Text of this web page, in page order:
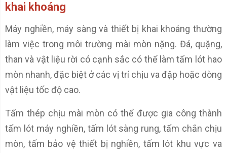
khai khoáng
Máy nghiền, máy sàng và thiết bị khai khoáng thường
làm việc trong môi trường mài mòn nặng. Đá, quặng,
than và vật liệu rời có cạnh sắc có thể làm tấm lót hao
mòn nhanh, đặc biệt ở các vị trí chịu va đập hoặc dòng
vật liệu tốc độ cao.
Tấm thép chịu mài mòn có thể được gia công thành
tấm lót máy nghiền, tấm lót sàng rung, tấm chắn chịu
mòn, tấm bảo vệ thiết bị nghiền, tấm lót khu vực va